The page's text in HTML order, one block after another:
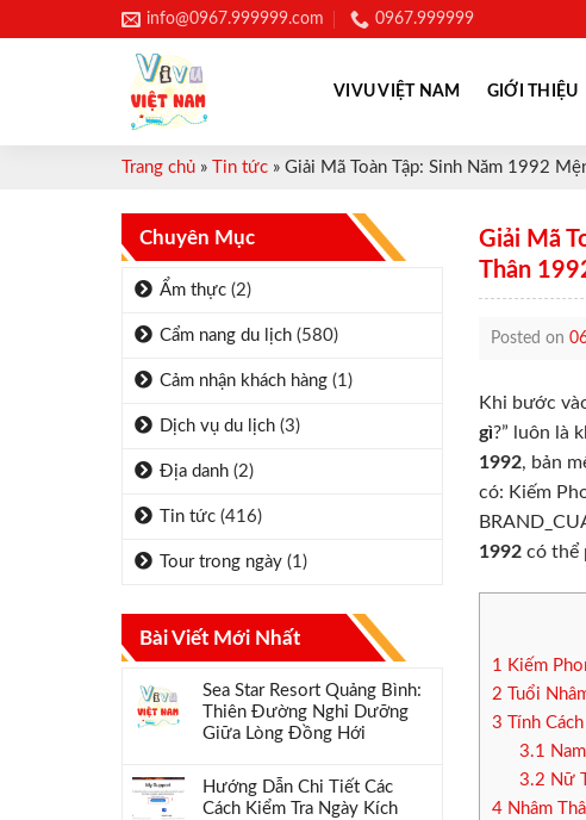
to
info@0967.999999.com 0967.999999
VIVU VIỆT NAM GIỚI THIỆU
Trang chủ » Tin tức » Giải Mã Toàn Tập: Sinh Năm 1992
Chuyên Mục
Ẩm thực (2)
Cẩm nang du lịch (580)
Cảm nhận khách hàng (1)
Dịch vụ du lịch (3)
Địa danh (2)
Tin tức (416)
Tour trong ngày (1)
Bài Viết Mới Nhất
Sea Star Resort Quảng Bình:
Thiên Đường Nghỉ Dưỡng
Giữa Lòng Đồng Hới
Hướng Dẫn Chi Tiết Các
Cách Kiểm Tra Ngày Kích
Giải Mã
Thân
Posted on
Khi bước
gì?” luôn là
1992, bản
có: Kiếm
1992 có thể
1 Kiếm
2 Tuổi
3 Tính
3.1
3.2 Nữ
4 Nhâm